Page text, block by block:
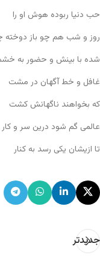
حب دنیا ربوده هوش او را
روز و شب هم چو باز
شده با بینش و حضور به
غافل و خط آگهان در مشت
که بخواهند ناگهانش کشت
عالمی گم شود درین سر و کار
تا ازیشان یکی رسد به کنار
جدیدتر